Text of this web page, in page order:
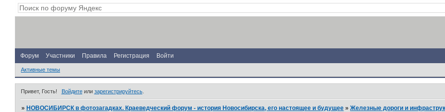
Форум Участники Правила Регистрация Войти
Активные темы
Привет, Гость! Войдитеили зарегистрируйтесь.
»НОВОСИБИРСК в фотозагадках. Краеведческий форум - история Новосибирска, его настоящее и будущее »Железные дороги и